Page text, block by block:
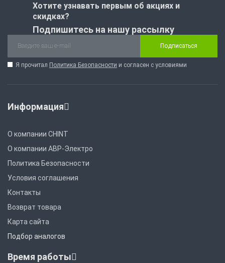
Хотите узнавать первым об акциях и
скидках?
Подпишитесь на нашу рассылку
Подписаться
Я прочитал Политика Безопасности и согласен с условиями
Информация
О компании CHINT
О компании АВР-Электро
Политика Безопасности
Условия соглашения
Контакты
Возврат товара
Карта сайта
Подбор аналогов
Время работы